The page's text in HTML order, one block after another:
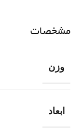
مشخصات
وزن
ابعاد